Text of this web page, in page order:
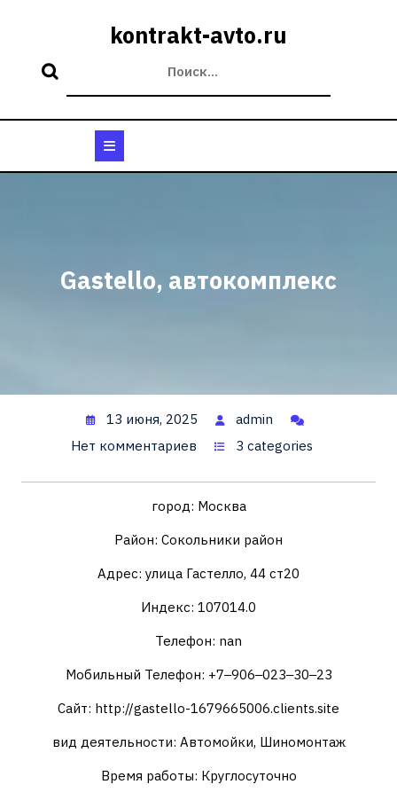
kontrakt-avto.ru
Gastello, автокомплекс
13 июня, 2025
admin
Нет комментариев
3 categories
город: Москва
Район: Сокольники район
Адрес: улица Гастелло, 44 ст20
Индекс: 107014.0
Телефон: nan
Мобильный Телефон: +7‒906‒023‒30‒23
Сайт: http://gastello-1679665006.clients.site
вид деятельности: Автомойки, Шиномонтаж
Время работы: Круглосуточно